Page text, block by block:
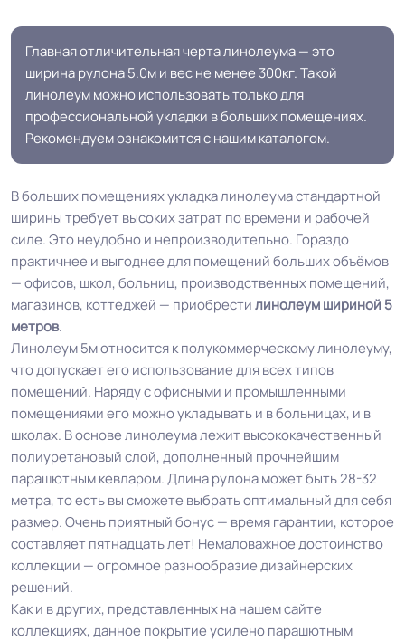
Главная отличительная черта линолеума — это
ширина рулона 5.0м и вес не менее 300кг. Такой
линолеум можно использовать только для
профессиональной укладки в больших помещениях.
Рекомендуем ознакомится с нашим каталогом.
В больших помещениях укладка линолеума стандартной
ширины требует высоких затрат по времени и рабочей
силе. Это неудобно и непроизводительно. Гораздо
практичнее и выгоднее для помещений больших объёмов
— офисов, школ, больниц, производственных помещений,
магазинов, коттеджей — приобрестилинолеум шириной 5
метров.
Линолеум 5м относится к полукоммерческому линолеуму,
что допускает его использование для всех типов
помещений. Наряду с офисными и промышленными
помещениями его можно укладывать и в больницах, и в
школах. В основе линолеума лежит высококачественный
полиуретановый слой, дополненный прочнейшим
парашютным кевларом. Длина рулона может быть 28-32
метра, то есть вы сможете выбрать оптимальный для себя
размер. Очень приятный бонус — время гарантии, которое
составляет пятнадцать лет! Немаловажное достоинство
коллекции — огромное разнообразие дизайнерских
решений.
Как и в других, представленных на нашем сайте
коллекциях, данное покрытие усилено парашютным